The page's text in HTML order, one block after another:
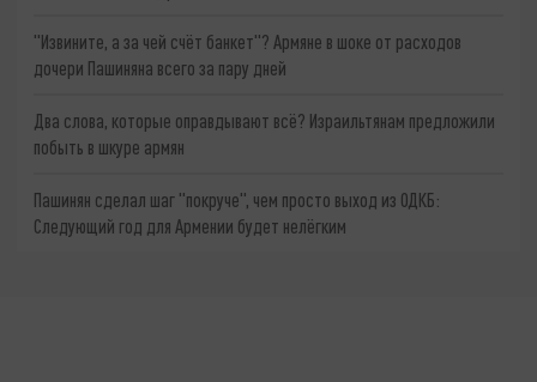
"Извините, а за чей счёт банкет"? Армяне в шоке от расходов
дочери Пашиняна всего за пару дней
Два слова, которые оправдывают всё? Израильтянам предложили
побыть в шкуре армян
Пашинян сделал шаг "покруче", чем просто выход из ОДКБ:
Следующий год для Армении будет нелёгким